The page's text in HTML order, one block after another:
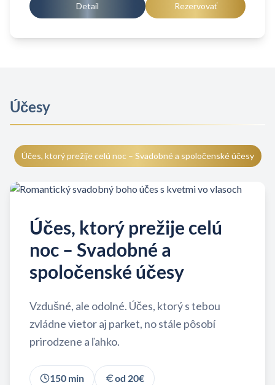
Detail Rezervovať
Účesy
Účes, ktorý prežije celú noc – Svadobné a spoločenské účesy
Účes, ktorý prežije celú
noc – Svadobné a
spoločenské účesy
Vzdušné, ale odolné. Účes, ktorý s tebou
zvládne vietor aj parket, no stále pôsobí
prirodzene a ľahko.
150 min od 20€